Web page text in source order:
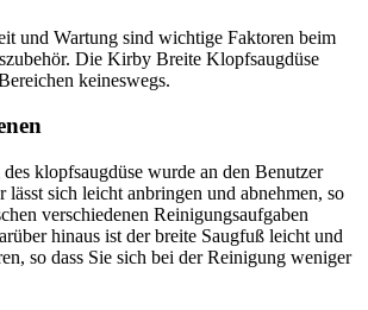
und Wartung sind wichtige Faktoren beim
Die Kirby Breite Klopfsaugdüse
keineswegs.
klopfsaugdüse wurde an den Benutzer
lässt sich leicht anbringen und abnehmen, so
verschiedenen Reinigungsaufgaben
hinaus ist der breite Saugfuß leicht und
so dass Sie sich bei der Reinigung weniger